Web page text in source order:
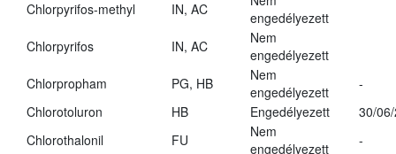
Chlorpyrifos-methyl
IN, AC
engedélyezett
Chlorpyrifos
IN, AC
Nem
engedélyezett
Chlorpropham
PG, HB
Nem
engedélyezett
-
Chlorotoluron
HB Engedélyezett
30/
Chlorothalonil
FU
Nem
engedélyezett
-